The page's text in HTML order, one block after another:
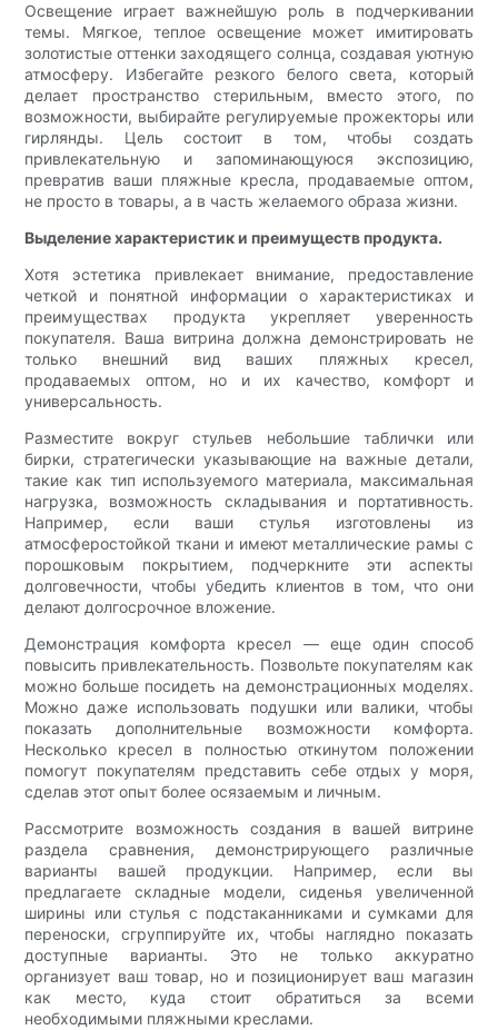
Освещение играет важнейшую роль в подчеркивании
темы. Мягкое, теплое освещение может имитировать
золотистые оттенки заходящего солнца, создавая уютную
атмосферу. Избегайте резкого белого света, который
делает пространство стерильным, вместо этого, по
возможности, выбирайте регулируемые прожекторы или
гирлянды. Цель состоит в том, чтобы создать
привлекательную и запоминающуюся экспозицию,
превратив ваши пляжные кресла, продаваемые оптом,
не просто в товары, а в часть желаемого образа жизни.
Выделение характеристик и преимуществ продукта.
Хотя эстетика привлекает внимание, предоставление
четкой и понятной информации о характеристиках и
преимуществах продукта укрепляет уверенность
покупателя. Ваша витрина должна демонстрировать не
только внешний вид ваших пляжных кресел,
продаваемых оптом, но и их качество, комфорт и
универсальность.
Разместите вокруг стульев небольшие таблички или
бирки, стратегически указывающие на важные детали,
такие как тип используемого материала, максимальная
нагрузка, возможность складывания и портативность.
Например, если ваши стулья изготовлены из
атмосферостойкой ткани и имеют металлические рамы с
порошковым покрытием, подчеркните эти аспекты
долговечности, чтобы убедить клиентов в том, что они
делают долгосрочное вложение.
Демонстрация комфорта кресел — еще один способ
повысить привлекательность. Позвольте покупателям как
можно больше посидеть на демонстрационных моделях.
Можно даже использовать подушки или валики, чтобы
показать дополнительные возможности комфорта.
Несколько кресел в полностью откинутом положении
помогут покупателям представить себе отдых у моря,
сделав этот опыт более осязаемым и личным.
Рассмотрите возможность создания в вашей витрине
раздела сравнения, демонстрирующего различные
варианты вашей продукции. Например, если вы
предлагаете складные модели, сиденья увеличенной
ширины или стулья с подстаканниками и сумками для
переноски, сгруппируйте их, чтобы наглядно показать
доступные варианты. Это не только аккуратно
организует ваш товар, но и позиционирует ваш магазин
как место, куда стоит обратиться за всеми
необходимыми пляжными креслами.